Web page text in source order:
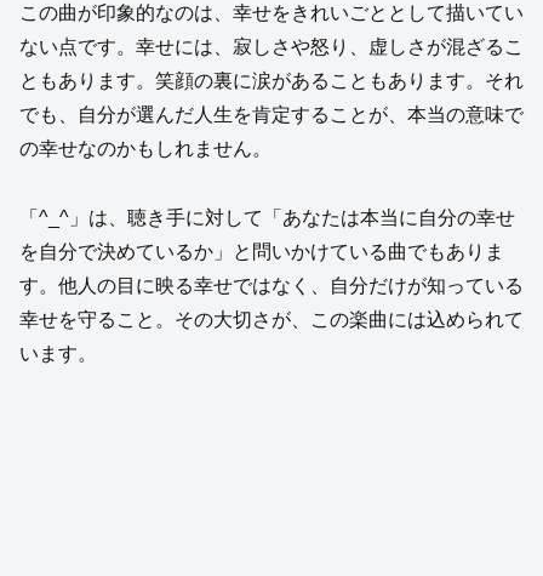
この曲が印象的なのは、幸せをきれいごととして描いてい
ない点です。幸せには、寂しさや怒り、虚しさが混ざるこ
ともあります。笑顔の裏に涙があることもあります。それ
でも、自分が選んだ人生を肯定することが、本当の意味で
の幸せなのかもしれません。
「^_^」は、聴き手に対して「あなたは本当に自分の幸せ
を自分で決めているか」と問いかけている曲でもありま
す。他人の目に映る幸せではなく、自分だけが知っている
幸せを守ること。その大切さが、この楽曲には込められて
います。